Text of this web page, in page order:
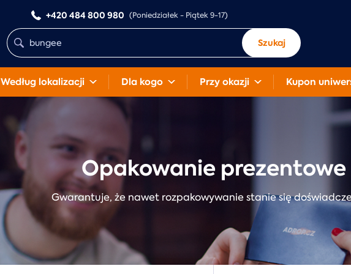
+420 484 800 980 (Poniedziałek - Piątek 9-17)
Szukaj
Według lokalizacji Dla kogo Przy okazji Kupon
Opakowanie prezentowe
Gwarantuje, że nawet rozpakowywanie stanie się